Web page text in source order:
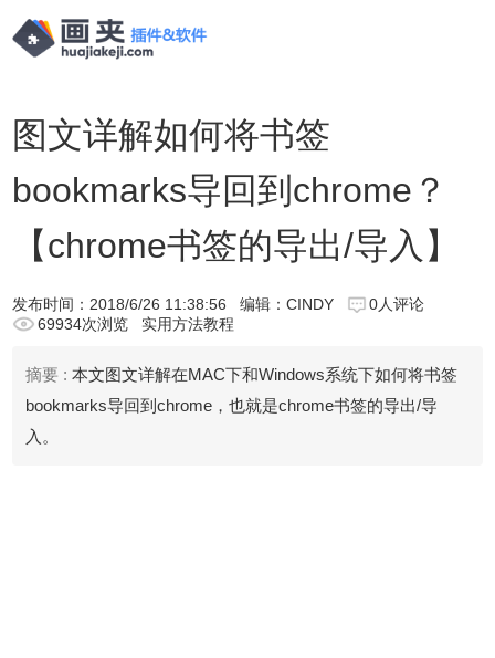
图文详解如何将书签
bookmarks导回到chrome？
【chrome书签的导出/导入】
发布时间： 2018/6/26 11:38:56 编辑：CINDY
0人评论
69934次浏览
实用方法教程
摘要 : 本文图文详解在MAC下和Windows系统下如何将书签
bookmarks导回到chrome，也就是chrome书签的导出/导
入。